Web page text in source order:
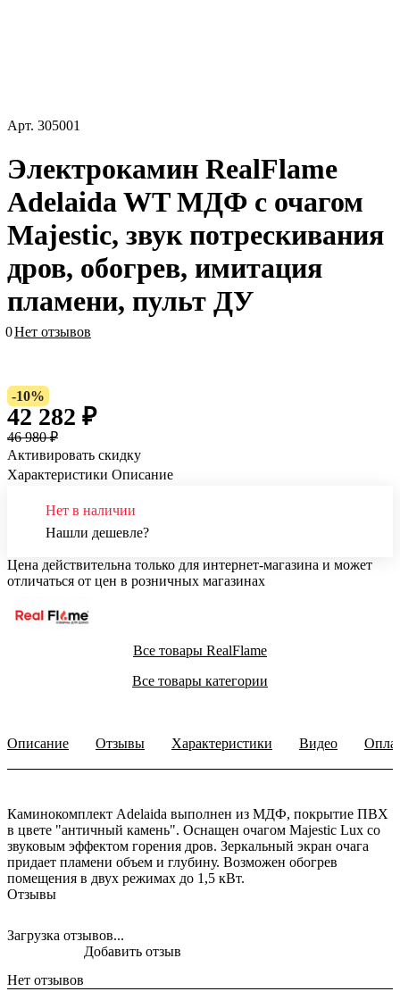
Арт. 305001
Электрокамин RealFlame
Adelaida WT МДФ с очагом
Majestic, звук потрескивания
дров, обогрев, имитация
пламени, пульт ДУ
0Нет отзывов
-10%
42 282 ₽
46 980 ₽
Активировать скидку
Характеристики Описание
Нет в наличии
Нашли дешевле?
Цена действительна только для интернет-магазина и может
отличаться от цен в розничных магазинах
Все товары RealFlame
Все товары категории
Описание Отзывы Характеристики Видео
Каминокомплект Adelaida выполнен из МДФ, покрытие ПВХ
в цвете "античный камень". Оснащен очагом Majestic Lux со
звуковым эффектом горения дров. Зеркальный экран очага
придает пламени объем и глубину. Возможен обогрев
помещения в двух режимах до 1,5 кВт.
Отзывы
Загрузка отзывов...
Нет отзывов
Добавить отзыв